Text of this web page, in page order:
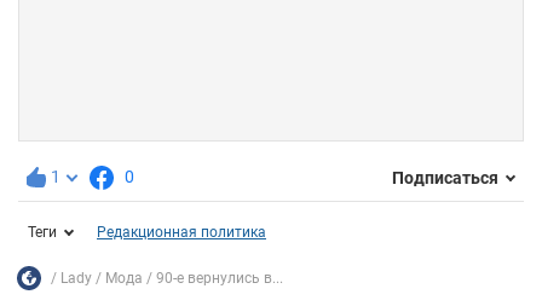
1 0 Подписаться
Теги Редакционная политика
Lady Мода 90-е вернулись в...